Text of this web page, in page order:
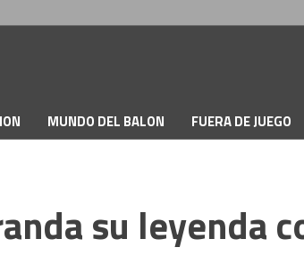
MUNDO DEL BALON FUERA DE JUEGO
su leyenda